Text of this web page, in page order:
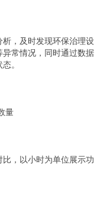
，及时发现环保治理设
常情况，同时通过数据
。
量
，以小时为单位展示功